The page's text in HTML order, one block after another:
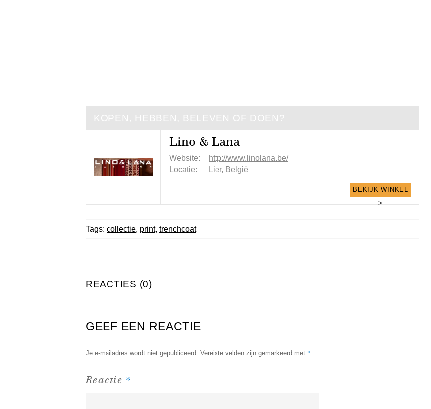
KOPEN, HEBBEN, BELEVEN OF DOEN?
Lino & Lana
Website:
http://www.linolana.be/
Locatie:
Lier, België
BEKIJK WINKEL
>
Tags: collectie, print, trenchcoat
REACTIES (0)
GEEF EEN REACTIE
Je e-mailadres wordt niet gepubliceerd. Vereiste velden zijn gemarkeerd met *
Reactie *